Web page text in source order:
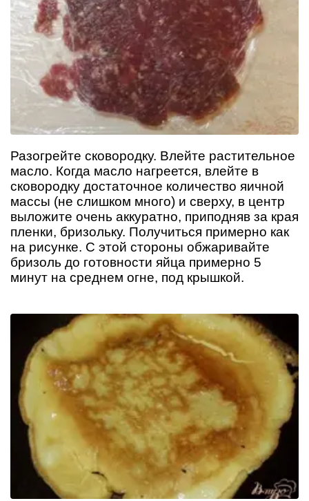
Разогрейте сковородку. Влейте растительное
масло. Когда масло нагреется, влейте в
сковородку достаточное количество яичной
массы (не слишком много) и сверху, в центр
выложите очень аккуратно, приподняв за края
пленки, бризольку. Получиться примерно как
на рисунке. С этой стороны обжаривайте
бризоль до готовности яйца примерно 5
минут на среднем огне, под крышкой.